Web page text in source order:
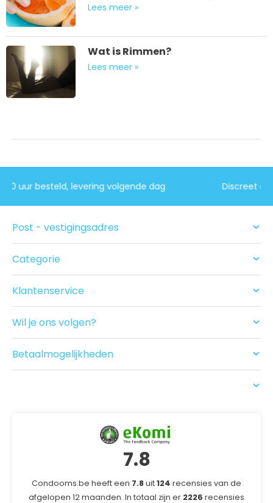
Lees meer »
Wat is Rimmen?
Lees meer »
Vóór 17:00 uur besteld, levering volgende dag
Post - vestigingsadres
Categorie
Seksspeeltjes
Acties
Drogist
Nieuwe producten
Klantenservice
Betalen
Bezorgen
Recensies
Wil je ons volgen?
Betaalmogelijkheden
7.8
Condooms.be heeft een 7.8uit124 recensies van de
afgelopen 12 maanden. In totaal zijn er 2226 recensies